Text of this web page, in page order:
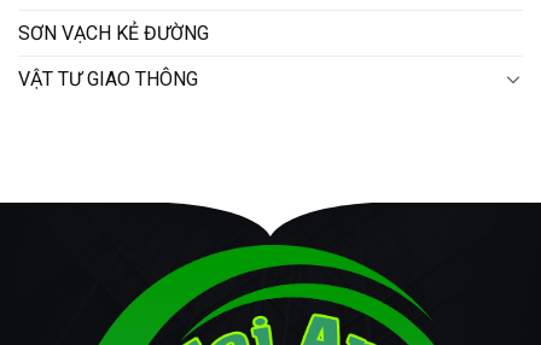
SƠN VẠCH KẺ ĐƯỜNG
VẬT TƯ GIAO THÔNG